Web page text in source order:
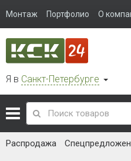
Монтаж Портфолио О
Я в Санкт-Петербурге
Распродажа